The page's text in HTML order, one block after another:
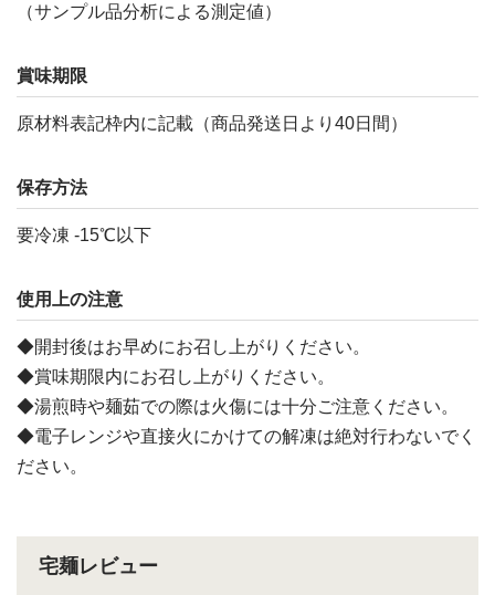
（サンプル品分析による測定値）
賞味期限
原材料表記枠内に記載（商品発送日より40日間）
保存方法
要冷凍 -15℃以下
使用上の注意
◆開封後はお早めにお召し上がりください。
◆賞味期限内にお召し上がりください。
◆湯煎時や麺茹での際は火傷には十分ご注意ください。
◆電子レンジや直接火にかけての解凍は絶対行わないでく
ださい。
宅麺レビュー